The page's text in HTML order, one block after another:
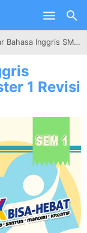
MAK Kelas X Semester 1 Revisi 2021/2022
1 Revisi